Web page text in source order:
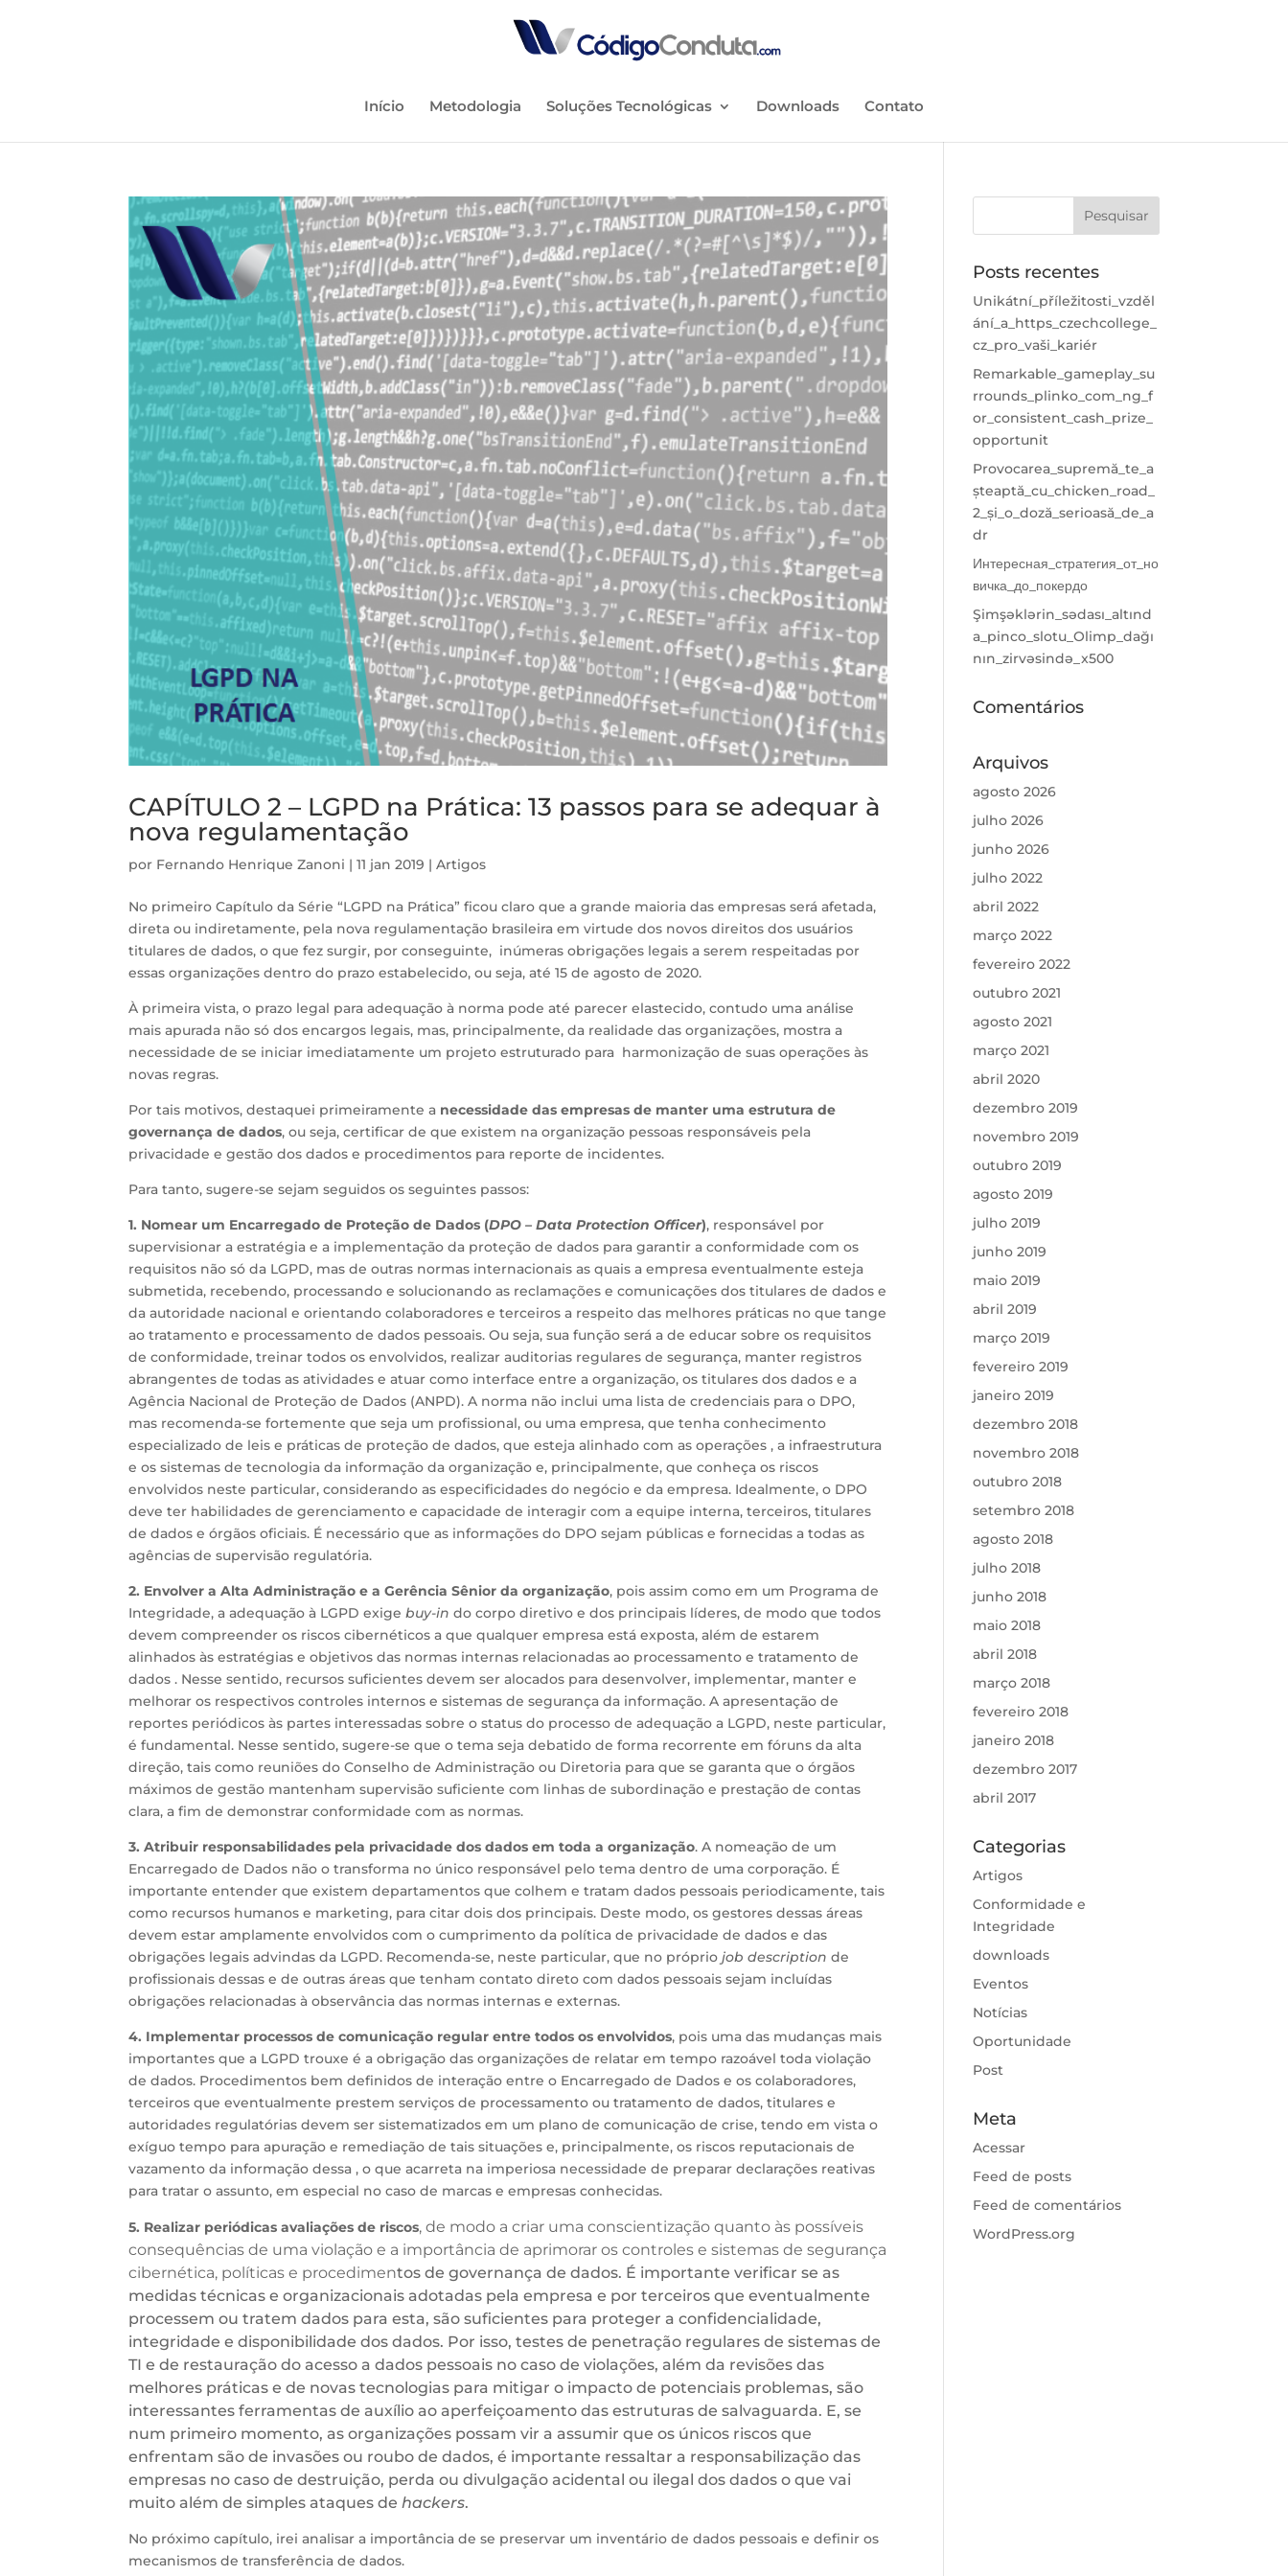
Início Metodologia Soluções Tecnológicas Downloads Contato
CAPÍTULO 2 – LGPD na Prática: 13 passos para se adequar à
nova regulamentação
por Fernando Henrique Zanoni |11 jan 2019 |Artigos
No primeiro Capítulo da Série “LGPD na Prática” ficou claro que a grande maioria das empresas será afetada,
direta ou indiretamente, pela nova regulamentação brasileira em virtude dos novos direitos dos usuários
titulares de dados, o que fez surgir, por conseguinte, inúmeras obrigações legais a serem respeitadas por
essas organizações dentro do prazo estabelecido, ou seja, até 15 de agosto de 2020.
À primeira vista, o prazo legal para adequação à norma pode até parecer elastecido, contudo uma análise
mais apurada não só dos encargos legais, mas, principalmente, da realidade das organizações, mostra a
necessidade de se iniciar imediatamente um projeto estruturado para harmonização de suas operações às
novas regras.
Por tais motivos, destaquei primeiramente a necessidade das empresas de manter uma estrutura de
governança de dados, ou seja, certificar de que existem na organização pessoas responsáveis pela
privacidade e gestão dos dados e procedimentos para reporte de incidentes.
Para tanto, sugere-se sejam seguidos os seguintes passos:
1. Nomear um Encarregado de Proteção de Dados (DPO – Data Protection Officer), responsável por
supervisionar a estratégia e a implementação da proteção de dados para garantir a conformidade com os
requisitos não só da LGPD, mas de outras normas internacionais as quais a empresa eventualmente esteja
submetida, recebendo, processando e solucionando as reclamações e comunicações dos titulares de dados e
da autoridade nacional e orientando colaboradores e terceiros a respeito das melhores práticas no que tange
ao tratamento e processamento de dados pessoais. Ou seja, sua função será a de educar sobre os requisitos
de conformidade, treinar todos os envolvidos, realizar auditorias regulares de segurança, manter registros
abrangentes de todas as atividades e atuar como interface entre a organização, os titulares dos dados e a
Agência Nacional de Proteção de Dados (ANPD). A norma não inclui uma lista de credenciais para o DPO,
mas recomenda-se fortemente que seja um profissional, ou uma empresa, que tenha conhecimento
especializado de leis e práticas de proteção de dados, que esteja alinhado com as operações , a infraestrutura
e os sistemas de tecnologia da informação da organização e, principalmente, que conheça os riscos
envolvidos neste particular, considerando as especificidades do negócio e da empresa. Idealmente, o DPO
deve ter habilidades de gerenciamento e capacidade de interagir com a equipe interna, terceiros, titulares
de dados e órgãos oficiais. É necessário que as informações do DPO sejam públicas e fornecidas a todas as
agências de supervisão regulatória.
2. Envolver a Alta Administração e a Gerência Sênior da organização, pois assim como em um Programa de
Integridade, a adequação à LGPD exigebuy-in do corpo diretivo e dos principais líderes, de modo que todos
devem compreender os riscos cibernéticos a que qualquer empresa está exposta, além de estarem
alinhados às estratégias e objetivos das normas internas relacionadas ao processamento e tratamento de
dados . Nesse sentido, recursos suficientes devem ser alocados para desenvolver, implementar, manter e
melhorar os respectivos controles internos e sistemas de segurança da informação. A apresentação de
reportes periódicos às partes interessadas sobre o status do processo de adequação a LGPD, neste particular,
é fundamental. Nesse sentido, sugere-se que o tema seja debatido de forma recorrente em fóruns da alta
direção, tais como reuniões do Conselho de Administração ou Diretoria para que se garanta que o órgãos
máximos de gestão mantenham supervisão suficiente com linhas de subordinação e prestação de contas
clara, a fim de demonstrar conformidade com as normas.
3. Atribuir responsabilidades pela privacidade dos dados em toda a organização. A nomeação de um
Encarregado de Dados não o transforma no único responsável pelo tema dentro de uma corporação. É
importante entender que existem departamentos que colhem e tratam dados pessoais periodicamente, tais
como recursos humanos e marketing, para citar dois dos principais. Deste modo, os gestores dessas áreas
devem estar amplamente envolvidos com o cumprimento da política de privacidade de dados e das
obrigações legais advindas da LGPD. Recomenda-se, neste particular, que no próprio job description de
profissionais dessas e de outras áreas que tenham contato direto com dados pessoais sejam incluídas
obrigações relacionadas à observância das normas internas e externas.
4. Implementar processos de comunicação regular entre todos os envolvidos, pois uma das mudanças mais
importantes que a LGPD trouxe é a obrigação das organizações de relatar em tempo razoável toda violação
de dados. Procedimentos bem definidos de interação entre o Encarregado de Dados e os colaboradores,
terceiros que eventualmente prestem serviços de processamento ou tratamento de dados, titulares e
autoridades regulatórias devem ser sistematizados em um plano de comunicação de crise, tendo em vista o
exíguo tempo para apuração e remediação de tais situações e, principalmente, os riscos reputacionais de
vazamento da informação dessa , o que acarreta na imperiosa necessidade de preparar declarações reativas
para tratar o assunto, em especial no caso de marcas e empresas conhecidas.
5. Realizar periódicas avaliações de riscos, de modo a criar uma conscientização quanto às possíveis
consequências de uma violação e a importância de aprimorar os controles e sistemas de segurança
cibernética, políticas e procedimentos de governança de dados. É importante verificar se as
medidas técnicas e organizacionais adotadas pela empresa e por terceiros que eventualmente
processem ou tratem dados para esta, são suficientes para proteger a confidencialidade,
integridade e disponibilidade dos dados. Por isso, testes de penetração regulares de sistemas de
TI e de restauração do acesso a dados pessoais no caso de violações, além da revisões das
melhores práticas e de novas tecnologias para mitigar o impacto de potenciais problemas, são
interessantes ferramentas de auxílio ao aperfeiçoamento das estruturas de salvaguarda. E, se
num primeiro momento, as organizações possam vir a assumir que os únicos riscos que
enfrentam são de invasões ou roubo de dados, é importante ressaltar a responsabilização das
empresas no caso de destruição, perda ou divulgação acidental ou ilegal dos dados o que vai
muito além de simples ataques dehackers.
No próximo capítulo, irei analisar a importância de se preservar um inventário de dados pessoais e definir os
mecanismos de transferência de dados.
Posts recentes
Unikátní_příležitosti_vzděl
ání_a_https_czechcollege_
cz_pro_vaši_kariér
Remarkable_gameplay_su
rrounds_plinko_com_ng_f
or_consistent_cash_prize_
opportunit
Provocarea_supremă_te_a
șteaptă_cu_chicken_road_
2_și_o_doză_serioasă_de_a
dr
Интересная_стратегия_от_но
вичка_до_покердо
Şimşəklərin_sədası_altınd
a_pinco_slotu_Olimp_dağı
nın_zirvəsində_x500
Comentários
Arquivos
agosto 2026
julho 2026
junho 2026
julho 2022
abril 2022
março 2022
fevereiro 2022
outubro 2021
agosto 2021
março 2021
abril 2020
dezembro 2019
novembro 2019
outubro 2019
agosto 2019
julho 2019
junho 2019
maio 2019
abril 2019
março 2019
fevereiro 2019
janeiro 2019
dezembro 2018
novembro 2018
outubro 2018
setembro 2018
agosto 2018
julho 2018
junho 2018
maio 2018
abril 2018
março 2018
fevereiro 2018
janeiro 2018
dezembro 2017
abril 2017
Categorias
Artigos
Conformidade e
Integridade
downloads
Eventos
Notícias
Oportunidade
Post
Meta
Acessar
Feed de posts
Feed de comentários
WordPress.org